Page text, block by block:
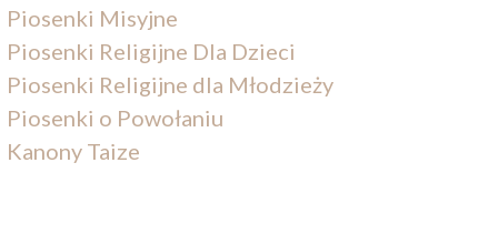
Piosenki Misyjne
Piosenki Religijne Dla Dzieci
Piosenki Religijne dla Młodzieży
Piosenki o Powołaniu
Kanony Taize